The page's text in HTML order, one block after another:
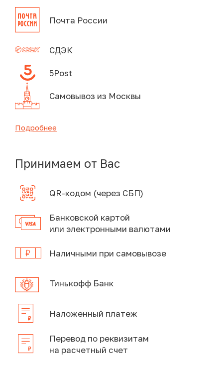
Почта России
СДЭК
5Post
Самовывоз из Москвы
Подробнее
Принимаем от Вас
QR-кодом (через СБП)
Банковской картой
или электронными валютами
Наличными при самовывозе
Тинькофф Банк
Наложенный платеж
Перевод по реквизитам
на расчетный счет